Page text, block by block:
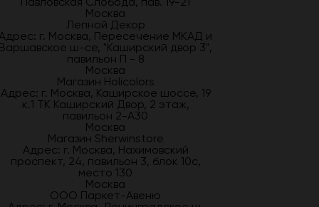
Москва
Лепной Декор
г. Москва, Пересечение МКАД и
ш-се, "Каширский двор 3",
павильон П - 8
Москва
Магазин Holicolors
Адрес: г. Москва, Каширское шоссе, 19
к.1 ТК Каширский Двор, 2 этаж,
павильон 2-А30
Москва
Магазин Sherwinstore
Адрес: г. Москва, Нахимовский
проспект, 24, павильон 3, блок 10с,
место 130
Москва
ООО Паркет-Авeню